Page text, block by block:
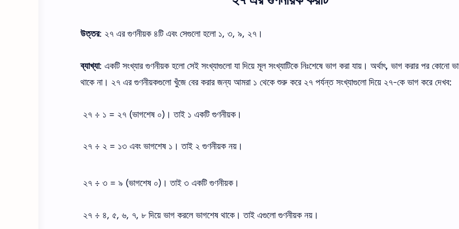
উত্তর: ২৭ এর গুণনীয়ক ৪টি এবং সেগুলো হলো ১, ৩, ৯, ২৭।
ব্যাখ্যা: একটি সংখ্যার গুণনীয়ক হলো সেই সংখ্যাগুলো যা দিয়ে মূল সংখ্যাটিকে নিঃশেষে ভাগ করা যায়। অর্থাৎ, ভাগ করার পর কোনো
থাকে না। ২৭ এর গুণনীয়কগুলো খুঁজে বের করার জন্য আমরা ১ থেকে শুরু করে ২৭ পর্যন্ত সংখ্যাগুলো দিয়ে ২৭-কে ভাগ করে দেখব:
২৭ ÷ ১ = ২৭ (ভাগশেষ ০)। তাই ১ একটি গুণনীয়ক।
২৭ ÷ ২ = ১৩ এবং ভাগশেষ ১। তাই ২ গুণনীয়ক নয়।
২৭ ÷ ৩ = ৯ (ভাগশেষ ০)। তাই ৩ একটি গুণনীয়ক।
২৭ ÷ ৪, ৫, ৬, ৭, ৮ দিয়ে ভাগ করলে ভাগশেষ থাকে। তাই এগুলো গুণনীয়ক নয়।